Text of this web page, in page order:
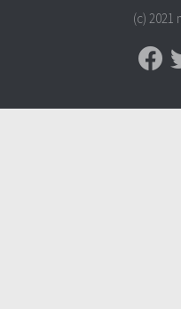
(c) 2021